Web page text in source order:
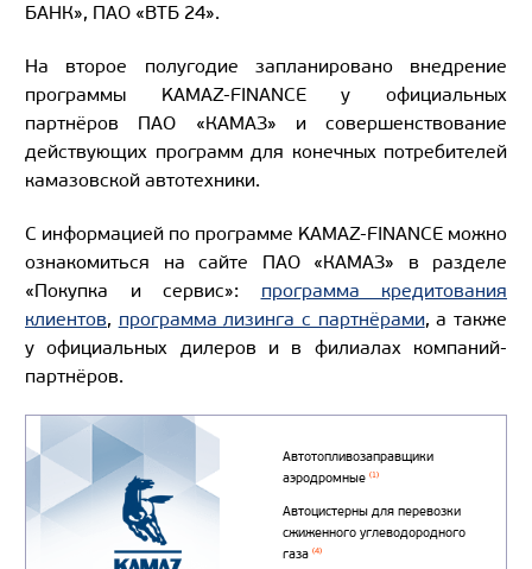
БАНК», ПАО «ВТБ 24».
На второе полугодие запланировано внедрение
программы KAMAZ-FINANCE у официальных
партнёров ПАО «КАМАЗ» и совершенствование
действующих программ для конечных потребителей
камазовской автотехники.
С информацией по программе KAMAZ-FINANCE можно
ознакомиться на сайте ПАО «КАМАЗ» в разделе
«Покупка и сервис»: программа кредитования
клиентов, программа лизинга с партнёрами, а также
у официальных дилеров и в филиалах компаний-
партнёров.